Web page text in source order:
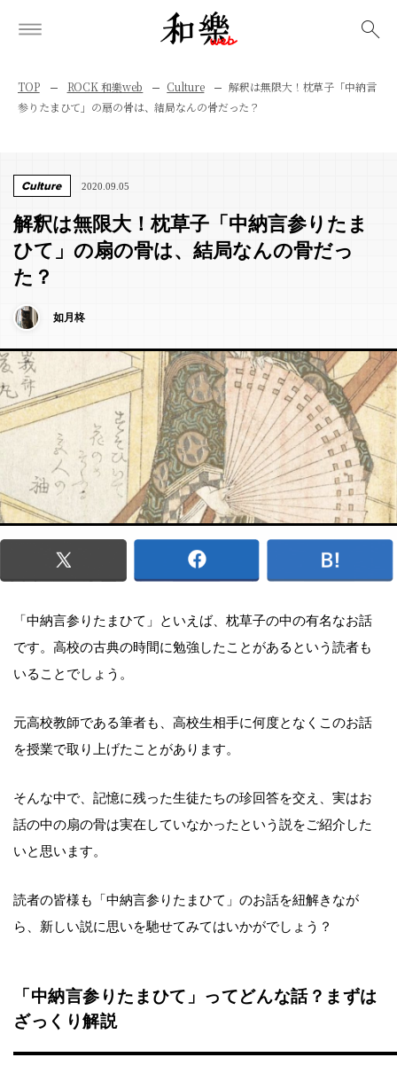
TOP ROCK 和樂web Culture
解釈は無限大！枕草子「中納言
参りたまひて」の扇の骨は、結局なんの骨だった？
Culture 2020.09.05
解釈は無限大！枕草子「中納言参りたま
ひて」の扇の骨は、結局なんの骨だっ
た？
如月柊
「中納言参りたまひて」といえば、枕草子の中の有名なお話
です。高校の古典の時間に勉強したことがあるという読者も
いることでしょう。
元高校教師である筆者も、高校生相手に何度となくこのお話
を授業で取り上げたことがあります。
そんな中で、記憶に残った生徒たちの珍回答を交え、実はお
話の中の扇の骨は実在していなかったという説をご紹介した
いと思います。
読者の皆様も「中納言参りたまひて」のお話を紐解きなが
ら、新しい説に思いを馳せてみてはいかがでしょう？
「中納言参りたまひて」ってどんな話？まずは
ざっくり解説